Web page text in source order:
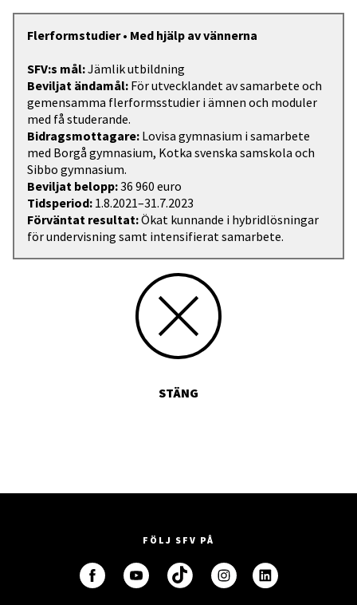
Flerformstudier • Med hjälp av vännerna
SFV:s mål:Jämlik utbildning
Beviljat ändamål: För utvecklandet av samarbete och
gemensamma flerformsstudier i ämnen och moduler
med få studerande.
Bidragsmottagare: Lovisa gymnasium i samarbete
med Borgå gymnasium, Kotka svenska samskola och
Sibbo gymnasium.
Beviljat belopp:36 960 euro
Tidsperiod: 1.8.2021–31.7.2023
Förväntat resultat:Ökat kunnande i hybridlösningar
för undervisning samt intensifierat samarbete.
STÄNG
FÖLJ SFV PÅ